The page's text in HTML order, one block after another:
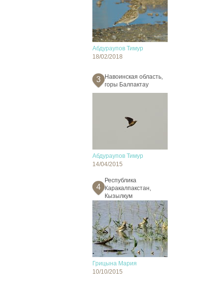
Абдураупов Тимур
18/02/2018
3
Навоинская область,
горы Балпактау
Абдураупов Тимур
14/04/2015
4
Республика
Каракалпакстан,
Кызылкум
Грицына Мария
10/10/2015